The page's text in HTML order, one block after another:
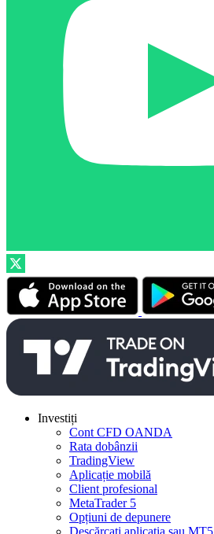
Investiți
Cont CFD OANDA
Rata dobânzii
TradingView
Aplicație mobilă
Client profesional
MetaTrader 5
Opțiuni de depunere